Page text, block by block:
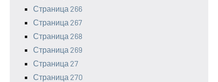
Страница 266
Страница 267
Страница 268
Страница 269
Страница 27
Страница 270